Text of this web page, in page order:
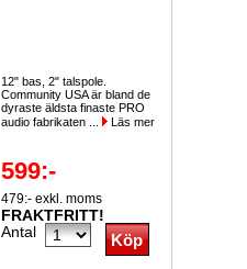
12" bas, 2" talspole.
Community USA är bland de
dyraste äldsta finaste PRO
audio fabrikaten ...
Läs mer
599:-
479:- exkl. moms
FRAKTFRITT!
Antal